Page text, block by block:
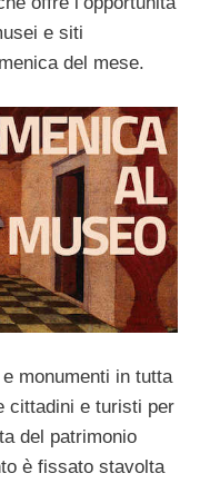
e siti
del mese.
monumenti in tutta
cittadini e turisti per
del patrimonio
è fissato stavolta